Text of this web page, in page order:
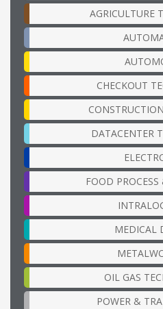
AGRICULTURE
CHECKOUT
DATACENTER
FOOD
MEDICAL
OIL GAS
POWER &